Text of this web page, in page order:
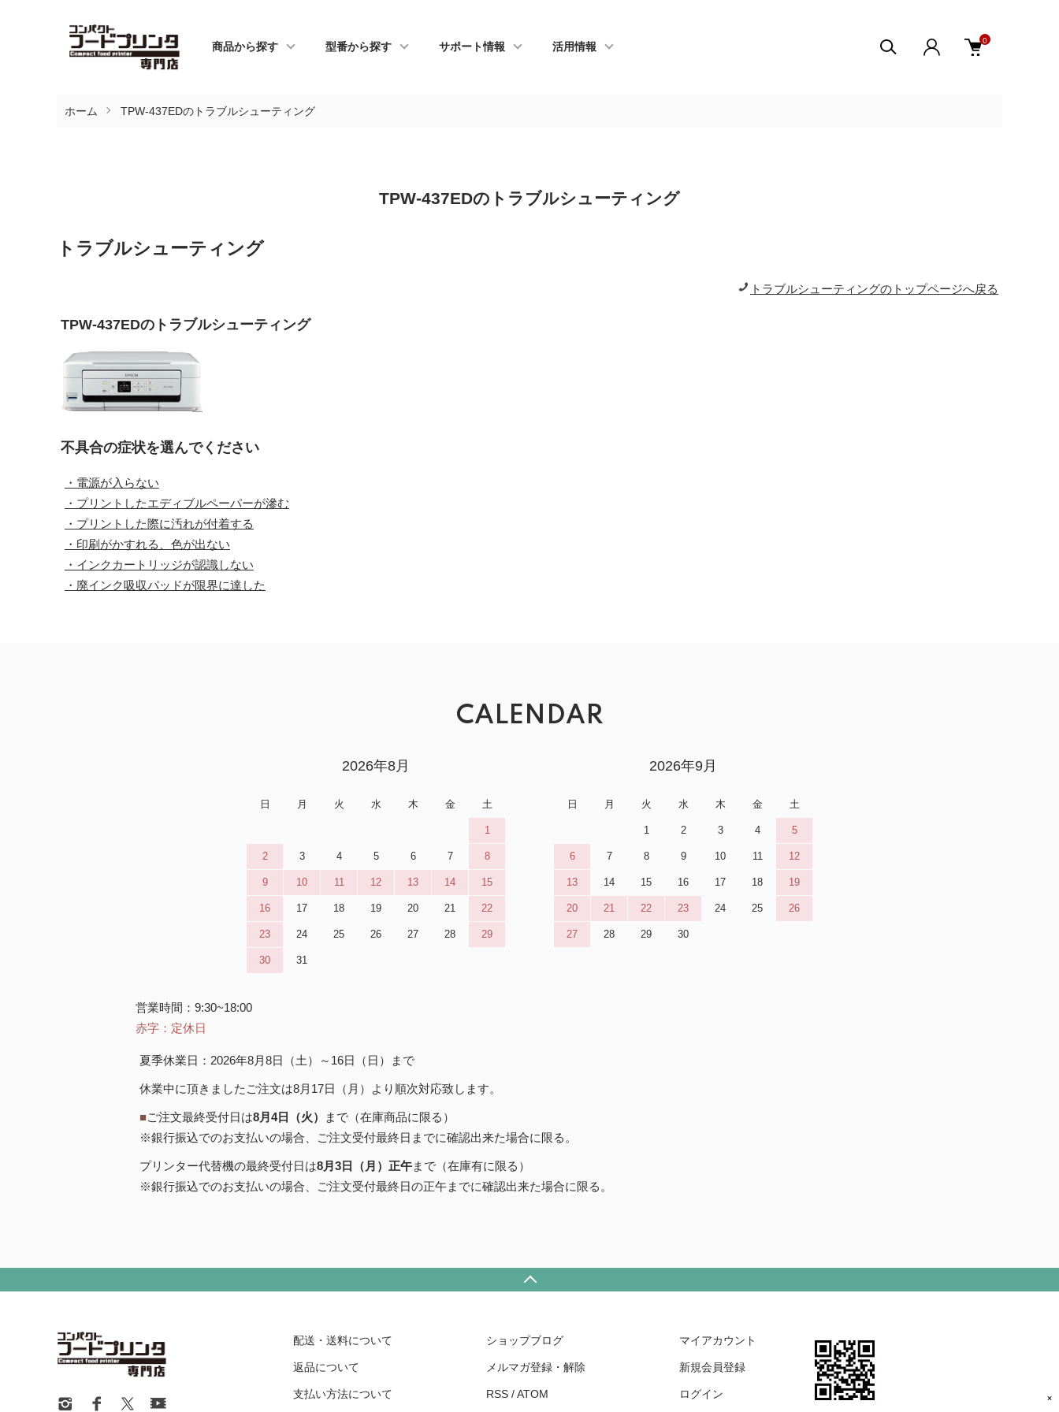
×
商品から探す 型番から探す サポート情報 活用情報
0
ホーム TPW-437EDのトラブルシューティング
TPW-437EDのトラブルシューティング
トラブルシューティング
トラブルシューティングのトップページへ戻る
TPW-437EDのトラブルシューティング
不具合の症状を選んでください
・電源が入らない
・プリントしたエディブルペーパーが滲む
・プリントした際に汚れが付着する
・印刷がかすれる、色が出ない
・インクカートリッジが認識しない
・廃インク吸収パッドが限界に達した
CALENDAR
2026年8月
日 月 火 水 木 金 土
1
2 3 4 5 6 7 8
9 10 11 12 13 14 15
16 17 18 19 20 21 22
23 24 25 26 27 28 29
30 31
2026年9月
日 月 火 水 木 金 土
1 2 3 4 5
6 7 8 9 10 11 12
13 14 15 16 17 18 19
20 21 22 23 24 25 26
27 28 29 30
営業時間：9:30~18:00
赤字：定休日
夏季休業日：2026年8月8日（土）～16日（日）まで
休業中に頂きましたご注文は8月17日（月）より順次対応致します。
■ご注文最終受付日は8月4日（火）
まで（在庫商品に限る）
※銀行振込でのお支払いの場合、ご注文受付最終日までに確認出来た場合に限る。
プリンター代替機の最終受付日は8月3日（月）正午まで（在庫有に限る）
※銀行振込でのお支払いの場合、ご注文受付最終日の正午までに確認出来た場合に限る。
配送・送料について
返品について
支払い方法について
ショップブログ
メルマガ登録・解除
RSS /ATOM
マイアカウント
新規会員登録
ログイン